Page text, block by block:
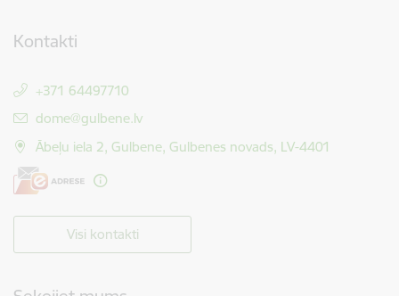
Kontakti
+371 64497710
E-pasts:
dome@gulbene.lv
Ābeļu iela 2, Gulbene, Gulbenes novads, LV-4401
Visi kontakti